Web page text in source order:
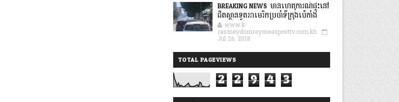
BREAKING NEWS: មានហេតុការណ៍ផ្ទុះនៅ
ជិតស្ថានទូតអាមេរិកប្រចាំទីក្រុងប៉េកាំង
www.k-
rasmeydomreymeasposttv.com.kh
Jul 26, 2018
TOTAL PAGEVIEWS
2 2 9 4 3